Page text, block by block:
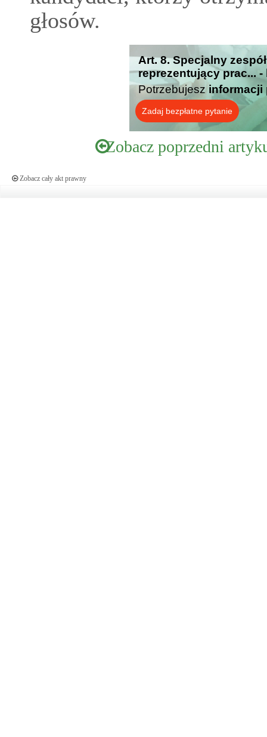
głosów.
Art. 8. Specjalny
reprezentujący prac...
Potrzebujesz informacji
Zadaj bezpłatne pytanie
Zobacz poprzedni
Zobacz cały akt prawny